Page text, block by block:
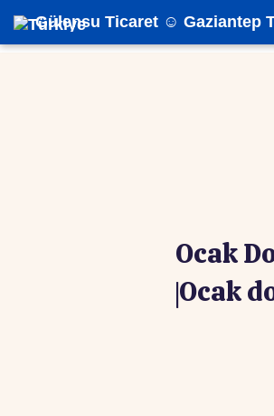
Gülensu Ticaret ☺️ Gaziantep
Ocak
|Ocak